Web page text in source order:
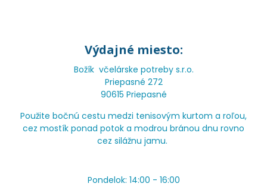
Výdajné miesto:
Božík včelárske potreby s.r.o.
Priepasné 272
90615 Priepasné
Použite bočnú cestu medzi tenisovým kurtom a roľou,
cez mostík ponad potok a modrou bránou dnu rovno
cez silážnu jamu.
Pondelok: 14:00 - 16:00